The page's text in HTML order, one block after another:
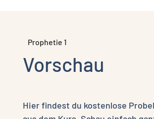
Prophetie 1
Vorschau
Hier findest du kostenlose